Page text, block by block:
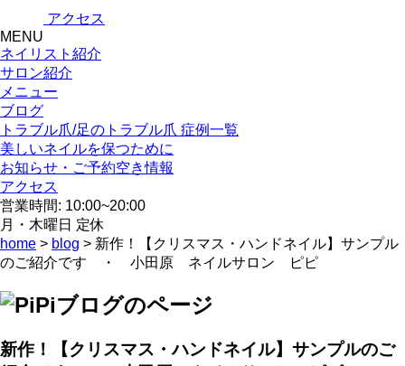
アクセス
MENU
ネイリスト紹介
サロン紹介
メニュー
ブログ
トラブル爪/足のトラブル爪 症例一覧
美しいネイルを保つために
お知らせ・ご予約空き情報
アクセス
営業時間: 10:00~20:00
月・木曜日 定休
home > blog > 新作！【クリスマス・ハンドネイル】サンプル
のご紹介です ・ 小田原 ネイルサロン ピピ
新作！【クリスマス・ハンドネイル】サンプルのご